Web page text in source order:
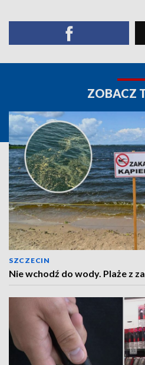
ZOBACZ
SZCZECIN
Nie wchodź do wody. Plaże z